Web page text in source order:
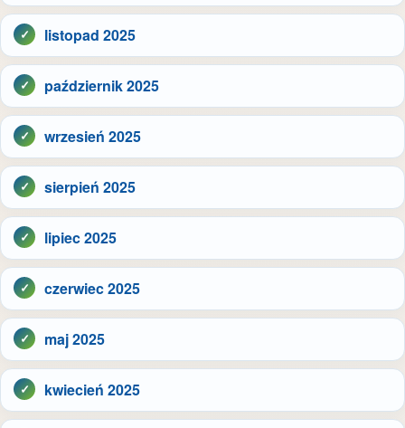
listopad 2025
październik 2025
wrzesień 2025
sierpień 2025
lipiec 2025
czerwiec 2025
maj 2025
kwiecień 2025